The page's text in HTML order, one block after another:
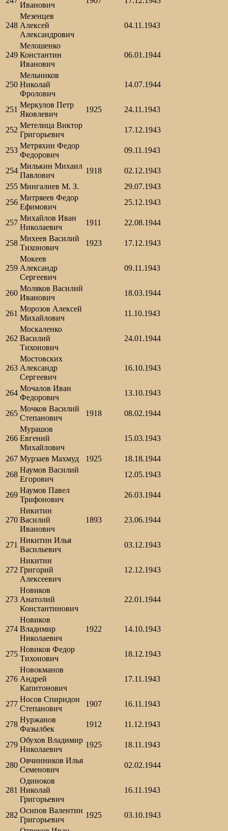
Иванович
248
Мезенцев
Алексей
Александрович
04.11.1943
249
Мелошенко
Константин
Иванович
06.01.1944
250
Мельников
Николай
Фролович
14.07.1944
251
Меркулов Петр
Яковлевич
1925 24.11.1943
252
Метелица Виктор
Григорьевич
17.12.1943
253
Метряхин Федор
Федорович
09.11.1943
254
Милькин Михаил
Павлович
1918
02.12.1943
255 Мингалиев М. З.
29.07.1943
256
Митряеев Федор
Ефимович
25.12.1943
257
Михайлов Иван
Николаевич
1911 22.08.1944
258
Михеев Василий
Тихонович
1923 17.12.1943
259
Мокеев
Александр
Сергеевич
09.11.1943
260
Моляков Василий
Иванович
18.03.1944
261
Морозов Алексей
Михайлович
11.10.1943
262
Москаленко
Василий
Тихонович
24.01.1944
263
Мостовских
Александр
Сергеевич
16.10.1943
264
Мочалов Иван
Федорович
13.10.1943
265
Мочков Василий
Степанович
1918 08.02.1944
266
Мурашов
Евгений
Михайлович
15.03.1943
267 Мурзаев Махмуд 1925
18.18.1944
268
Наумов Василий
Егорович
12.05.1943
269
Наумов Павел
Трифонович
26.03.1944
270
Никитин
Василий
Иванович
1893 23.06.1944
271
Никитин Илья
Васильевич
03.12.1943
272
Никитин
Григорий
Алексеевич
12.12.1943
273
Новиков
Анатолий
Константинович
22.01.1944
274
Новиков
Владимир
Николаевич
1922 14.10.1943
275
Новиков Федор
Тихонович
18.12.1943
276
Новокманов
Андрей
Капитонович
17.11.1943
277
Носов Спиридон
Степанович
1907 16.11.1943
278
Нуржанов
Фазылбек
1912 11.12.1943
279
Обухов Владимир
Николаевич
1925 18.11.1943
280
Овчинников Илья
Семенович
02.02.1944
281
Одиноков
Николай
Григорьевич
16.11.1943
282
Осипов Валентин
Григорьевич
1925
03.10.1943